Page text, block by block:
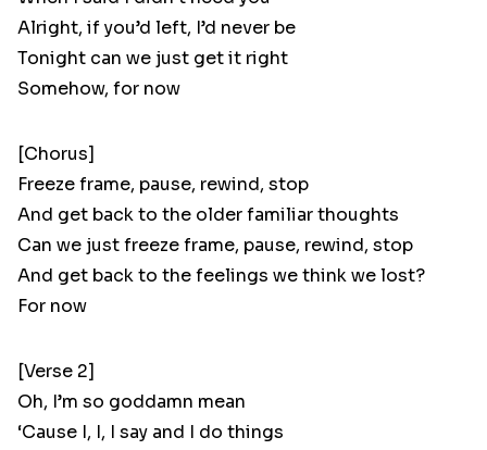
Alright, if you’d left, I’d never be
Tonight can we just get it right
Somehow, for now
[Chorus]
Freeze frame, pause, rewind, stop
And get back to the older familiar thoughts
Can we just freeze frame, pause, rewind, stop
And get back to the feelings we think we lost?
For now
[Verse 2]
Oh, I’m so goddamn mean
‘Cause I, I, I say and I do things